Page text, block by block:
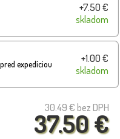
+7.50 €
skladom
expedíciou
+1.00 €
skladom
30.49 € bez DPH
37.50 €